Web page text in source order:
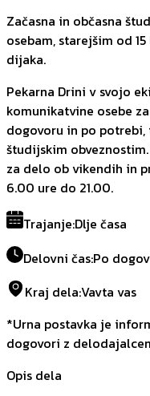
Začasna in občasna
osebam, starejšim od
dijaka.
Pekarna Drini v svojo
komunikatvine osebe
dogovoru in po
študijskim
za delo ob vikendih in
6.00 ure do 21.00.
Trajanje:Dlje časa
Delovni čas:Po
Kraj dela:Vavta vas
*Urna postavka je
dogovori z
Opis dela